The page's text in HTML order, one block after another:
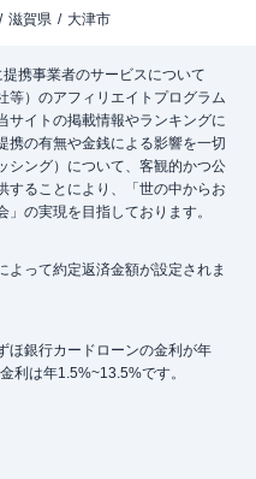
滋賀県 大津市
携事業者のサービスについて
等）のアフィリエイトプログラム
サイトの掲載情報やランキングに
携の有無や金銭による影響を一切
シング）について、客観的かつ公
することにより、「世の中からお
の実現を目指しております。
って約定返済金額が設定されま
ほ銀行カードローンの金利が年
利は年1.5%~13.5%です。